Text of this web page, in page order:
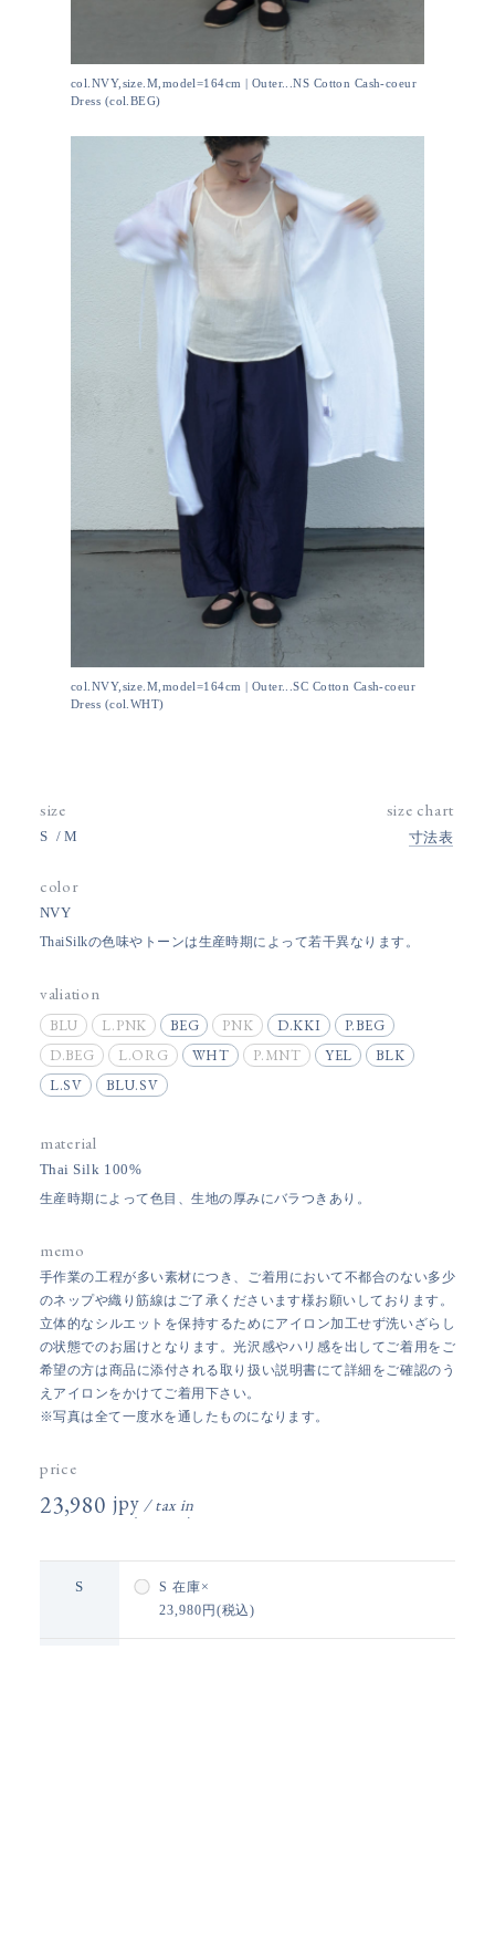
col.NVY,size.M,model=164cm | Outer...NS Cotton Cash-coeur
Dress (col.BEG)
col.NVY,size.M,model=164cm | Outer...SC Cotton Cash-coeur
Dress (col.WHT)
size size chart
S M 寸法表
color
NVY
ThaiSilkの色味やトーンは生産時期によって若干異なります。
valiation
BLU L.PNK BEG PNK D.KKI
P.BEG
D.BEG
L.ORG WHT P.MNT YEL
BLK
L.SV
BLU.SV
material
Thai Silk 100%
生産時期によって色目、生地の厚みにバラつきあり。
memo
手作業の工程が多い素材につき、ご着用において不都合のない多少
のネップや織り筋線はご了承くださいます様お願いしております。
立体的なシルエットを保持するためにアイロン加工せず洗いざらし
の状態でのお届けとなります。光沢感やハリ感を出してご着用をご
希望の方は商品に添付される取り扱い説明書にて詳細をご確認のう
えアイロンをかけてご着用下さい。
※写真は全て一度水を通したものになります。
price
23,980円(税込)
S S 在庫×
23,980円(税込)